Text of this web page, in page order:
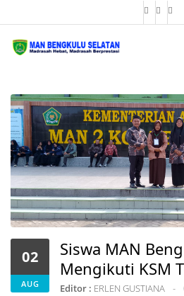
BERITA
02
AUG
Siswa MAN
Mengikuti KSM
Editor : ERLEN GUSTIANA